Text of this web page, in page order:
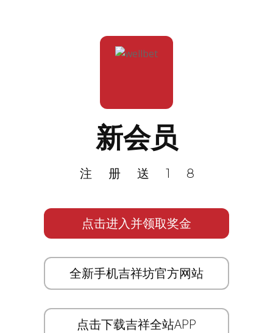
新会员
注册送18
点击进入并领取奖金
全新手机吉祥坊官方网站
点击下载吉祥全站APP